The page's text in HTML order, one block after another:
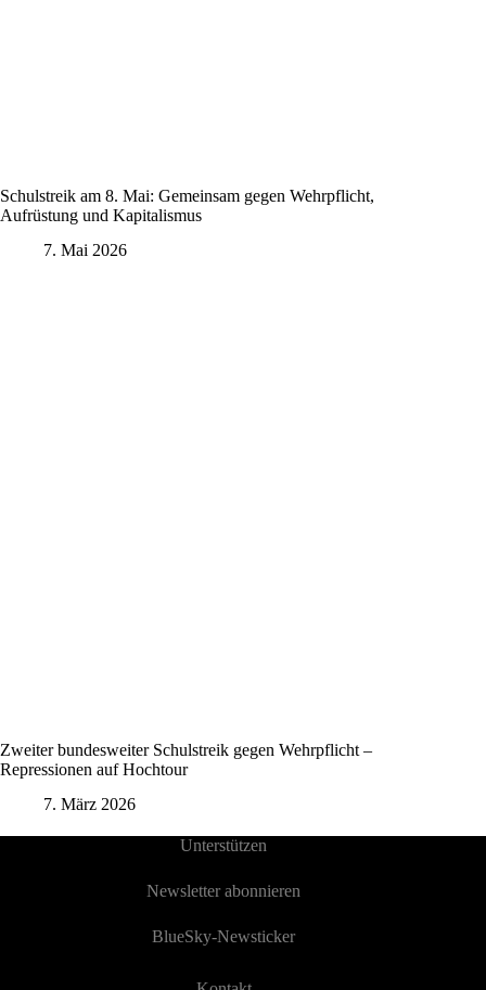
Schulstreik am 8. Mai: Gemeinsam gegen Wehrpflicht,
Aufrüstung und Kapitalismus
7. Mai 2026
Zweiter bundesweiter Schulstreik gegen Wehrpflicht –
Repressionen auf Hochtour
7. März 2026
Unterstützen
Newsletter abonnieren
BlueSky-Newsticker